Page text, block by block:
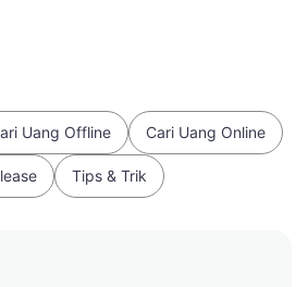
Uang Offline Cari Uang Online
Tips & Trik